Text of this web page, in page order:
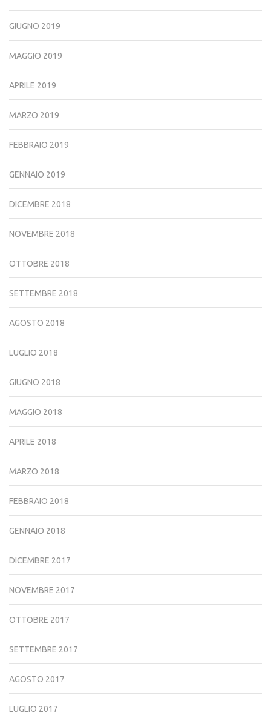
GIUGNO 2019
MAGGIO 2019
APRILE 2019
MARZO 2019
FEBBRAIO 2019
GENNAIO 2019
DICEMBRE 2018
NOVEMBRE 2018
OTTOBRE 2018
SETTEMBRE 2018
AGOSTO 2018
LUGLIO 2018
GIUGNO 2018
MAGGIO 2018
APRILE 2018
MARZO 2018
FEBBRAIO 2018
GENNAIO 2018
DICEMBRE 2017
NOVEMBRE 2017
OTTOBRE 2017
SETTEMBRE 2017
AGOSTO 2017
LUGLIO 2017